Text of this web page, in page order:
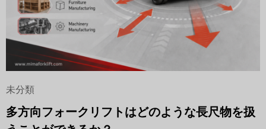
未分類
多方向フォークリフトはどのような長尺物を扱